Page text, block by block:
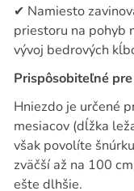
✔ Namiesto
priestoru na pohyb
vývoj bedrových
Prispôsobiteľné
Hniezdo je určené
mesiacov (dĺžka
však povolíte
zväčší až na 100
ešte dlhšie.